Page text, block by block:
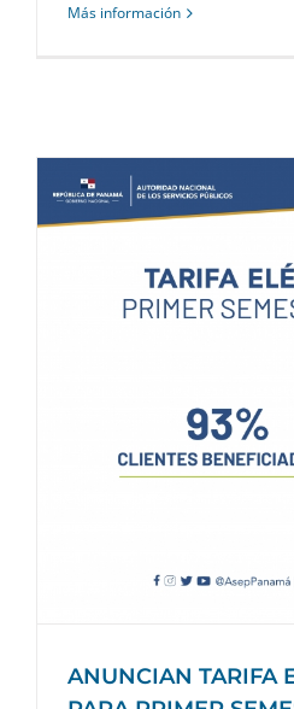
Más información
ANUNCIAN TARIFA